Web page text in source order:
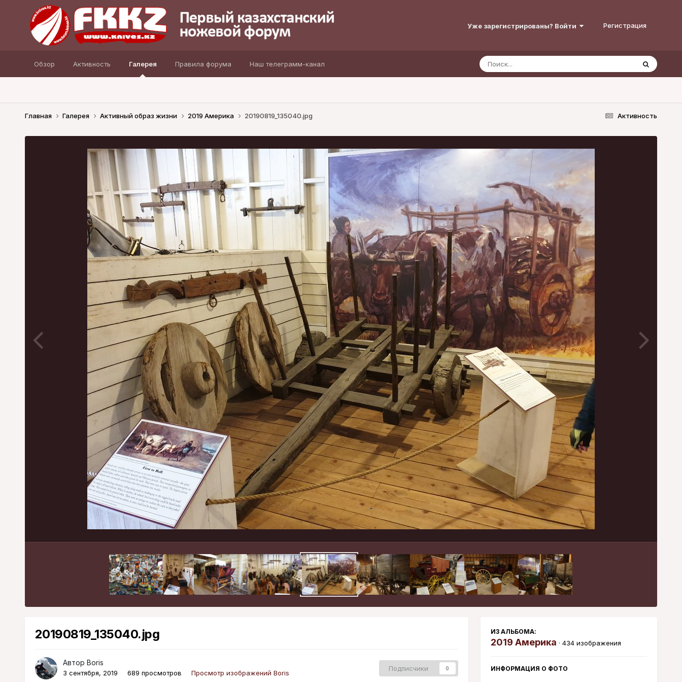
Уже зарегистрированы? Войти Регистрация
Обзор Активность Галерея Правила форума Наш телеграмм-канал
Активность
Главная Галерея Активный образ жизни 2019 Америка 20190819_135040.jpg
20190819_135040.jpg
Автор Boris
3 сентября, 2019 689 просмотров Просмотр изображений Boris
Подписчики 0
ИЗ АЛЬБОМА:
2019 Америка · 434 изображения
ИНФОРМАЦИЯ О ФОТО